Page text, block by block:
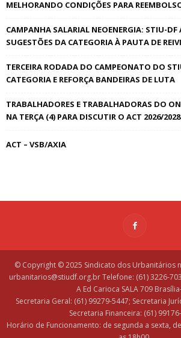
MELHORANDO CONDIÇÕES PARA
CAMPANHA SALARIAL NEOENERGIA: STIU-DF
SUGESTÕES DA CATEGORIA À PAUTA DE
TERCEIRA RODADA DO CAMPEONATO DO
CATEGORIA E REFORÇA BANDEIRAS DE LUTA
TRABALHADORES E TRABALHADORAS DO
NA TERÇA (4) PARA DISCUTIR O ACT 2026/2028
ACT – VSB/AXIA
© Copyright © 2025 Sindicato dos Urbanitários
urbanitarios@stiudf.org.br Telefone: (61) 3226-
A Ed Carioca SALA 709
Secretaria Geral: (61) 99279-5447; Secretaria
Secretaria Financeira: (61)
Horário de Funcionamento: de segunda a sexta,